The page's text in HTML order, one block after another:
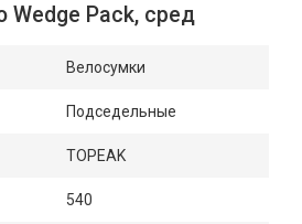
Wedge Pack, сред
Велосумки
Подседельные
TOPEAK
540